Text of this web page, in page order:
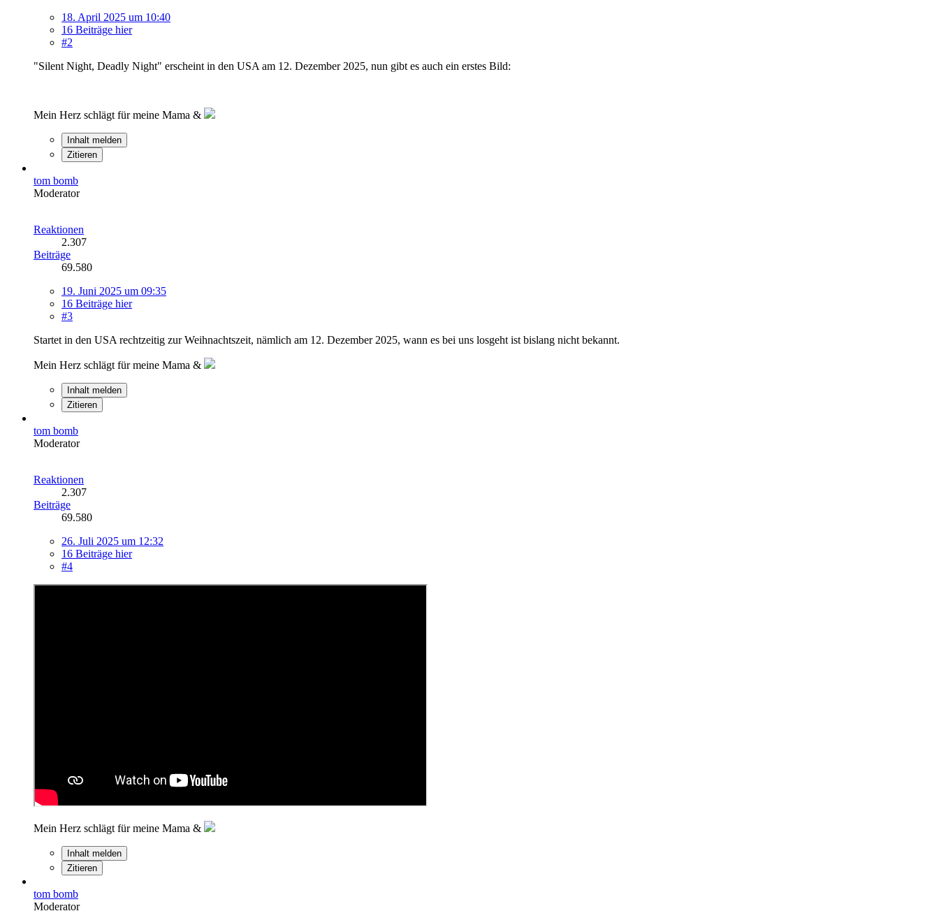
18. April 2025 um 10:40
16 Beiträge hier
#2
"Silent Night, Deadly Night" erscheint in den USA am 12. Dezember 2025, nun gibt es auch ein erstes Bild:
Mein Herz schlägt für meine Mama &
Inhalt melden
Zitieren
tom bomb
Moderator
Reaktionen
2.307
Beiträge
69.580
19. Juni 2025 um 09:35
16 Beiträge hier
#3
Startet in den USA rechtzeitig zur Weihnachtszeit, nämlich am 12. Dezember 2025, wann es bei uns losgeht ist bislang nicht bekannt.
Mein Herz schlägt für meine Mama &
Inhalt melden
Zitieren
tom bomb
Moderator
Reaktionen
2.307
Beiträge
69.580
26. Juli 2025 um 12:32
16 Beiträge hier
#4
Mein Herz schlägt für meine Mama &
Inhalt melden
Zitieren
tom bomb
Moderator